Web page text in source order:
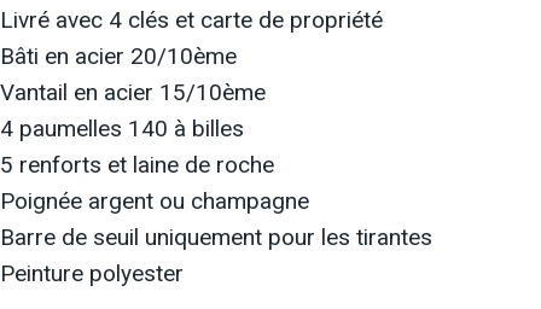
Livré avec 4 clés et carte de propriété
Bâti en acier 20/10ème
Vantail en acier 15/10ème
4 paumelles 140 à billes
5 renforts et laine de roche
Poignée argent ou champagne
Barre de seuil uniquement pour les tirantes
Peinture polyester